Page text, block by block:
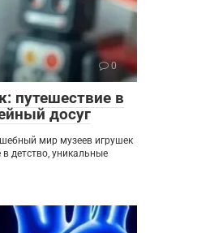
0
путешествие в
досуг
мир музеев игрушек
детство, уникальные